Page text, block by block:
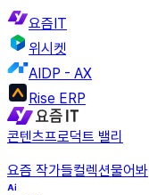
요즘IT
위시켓
AIDP - AX
Rise ERP
콘텐츠프로덕트 밸리
요즘 작가들컬렉션물어봐